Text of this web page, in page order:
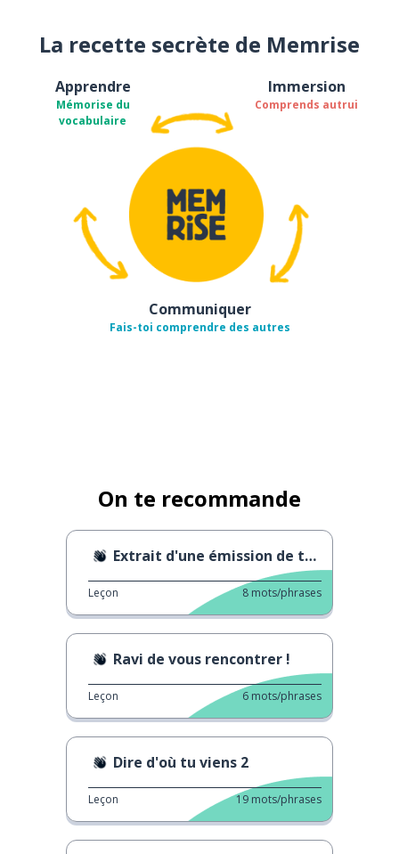
La recette secrète de Memrise
Apprendre
Mémorise du
vocabulaire
Immersion
Comprends autrui
Communiquer
Fais-toi comprendre des autres
On te recommande
Extrait d'une émission de télé russe
Leçon 8 mots/phrases
Ravi de vous rencontrer !
Leçon 6 mots/phrases
Dire d'où tu viens 2
Leçon 19 mots/phrases